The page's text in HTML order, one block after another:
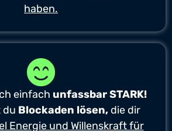
haben.
einfach unfassbar STARK!
du Blockaden lösen,die dir
Energie und Willenskraft für